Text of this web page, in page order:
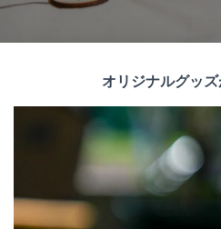
オリジナルグッ